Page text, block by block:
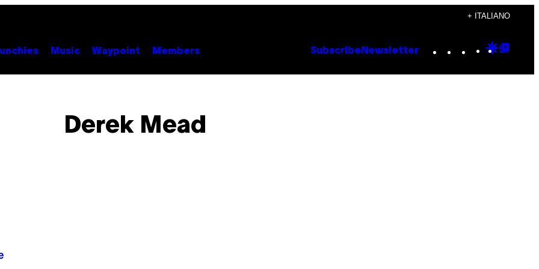
+ ITALIANO
Music Waypoint Members Subscribe Newsletter Instagram
TikTok
YouTube
Google
Derek Mead